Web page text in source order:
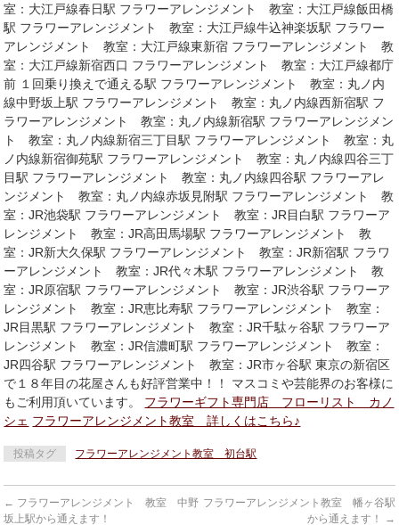
室：大江戸線春日駅 フラワーアレンジメント 教室：大江戸線飯田橋
駅 フラワーアレンジメント 教室：大江戸線牛込神楽坂駅 フラワー
アレンジメント 教室：大江戸線東新宿 フラワーアレンジメント 教
室：大江戸線新宿西口 フラワーアレンジメント 教室：大江戸線都庁
前 １回乗り換えで通える駅 フラワーアレンジメント 教室：丸ノ内
線中野坂上駅 フラワーアレンジメント 教室：丸ノ内線西新宿駅 フ
ラワーアレンジメント 教室：丸ノ内線新宿駅 フラワーアレンジメン
ト 教室：丸ノ内線新宿三丁目駅 フラワーアレンジメント 教室：丸
ノ内線新宿御苑駅 フラワーアレンジメント 教室：丸ノ内線四谷三丁
目駅 フラワーアレンジメント 教室：丸ノ内線四谷駅 フラワーアレ
ンジメント 教室：丸ノ内線赤坂見附駅 フラワーアレンジメント 教
室：JR池袋駅 フラワーアレンジメント 教室：JR目白駅 フラワーア
レンジメント 教室：JR高田馬場駅 フラワーアレンジメント 教
室：JR新大久保駅 フラワーアレンジメント 教室：JR新宿駅 フラワ
ーアレンジメント 教室：JR代々木駅 フラワーアレンジメント 教
室：JR原宿駅 フラワーアレンジメント 教室：JR渋谷駅 フラワーア
レンジメント 教室：JR恵比寿駅 フラワーアレンジメント 教室：
JR目黒駅 フラワーアレンジメント 教室：JR千駄ヶ谷駅 フラワーア
レンジメント 教室：JR信濃町駅 フラワーアレンジメント 教室：
JR四谷駅 フラワーアレンジメント 教室：JR市ヶ谷駅 東京の新宿区
で１８年目の花屋さんも好評営業中！！ マスコミや芸能界のお客様に
もご利用頂いています。 フラワーギフト専門店 フローリスト カノ
シェ フラワーアレンジメント教室 詳しくはこちら♪
投稿タグ フラワーアレンジメント教室 初台駅
← フラワーアレンジメント 教室 中野
坂上駅から通えます！
フラワーアレンジメント教室 幡ヶ谷駅
から通えます！
→